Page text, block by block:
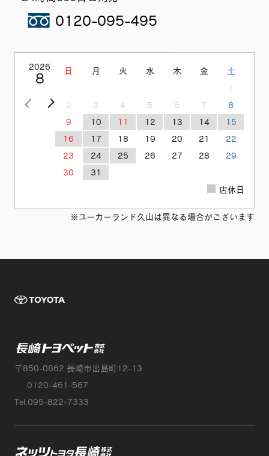
0120-095-495
<前の月
2026
8
次の月>
日 月 火 水 木 金
土
1
2
3 4 5 6 7
8
9
10 11 12 13 14
15
16
17 18 19 20 21
22
23
24 25 26 27 28
29
30
31
店休日
※ユーカーランド久山は異なる場合がございます
〒850-0862 長崎市出島町12-13
0120-461-567
Tel.095-822-7333